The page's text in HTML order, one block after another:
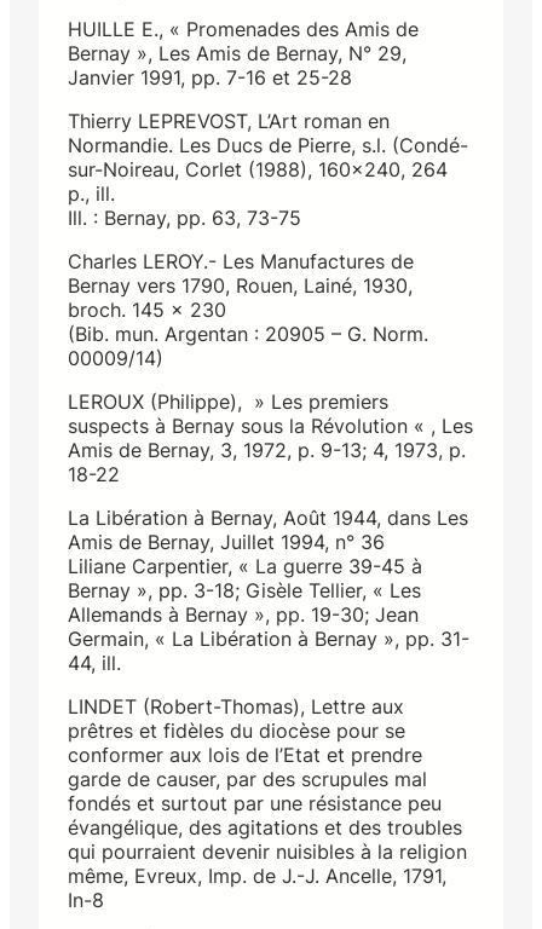
HUILLE E., « Promenades des Amis de
Bernay », Les Amis de Bernay, N° 29,
Janvier 1991, pp. 7-16 et 25-28
Thierry LEPREVOST, L’Art roman en
Normandie. Les Ducs de Pierre, s.l. (Condé-
sur-Noireau, Corlet (1988), 160×240, 264
p., ill.
Ill. : Bernay, pp. 63, 73-75
Charles LEROY.- Les Manufactures de
Bernay vers 1790, Rouen, Lainé, 1930,
broch. 145 x 230
(Bib. mun. Argentan : 20905 – G. Norm.
00009/14)
LEROUX (Philippe), » Les premiers
suspects à Bernay sous la Révolution « , Les
Amis de Bernay, 3, 1972, p. 9-13; 4, 1973, p.
18-22
La Libération à Bernay, Août 1944, dans Les
Amis de Bernay, Juillet 1994, n° 36
Liliane Carpentier, « La guerre 39-45 à
Bernay », pp. 3-18; Gisèle Tellier, « Les
Allemands à Bernay », pp. 19-30; Jean
Germain, « La Libération à Bernay », pp. 31-
44, ill.
LINDET (Robert-Thomas), Lettre aux
prêtres et fidèles du diocèse pour se
conformer aux lois de l’Etat et prendre
garde de causer, par des scrupules mal
fondés et surtout par une résistance peu
évangélique, des agitations et des troubles
qui pourraient devenir nuisibles à la religion
même, Evreux, Imp. de J.-J. Ancelle, 1791,
In-8